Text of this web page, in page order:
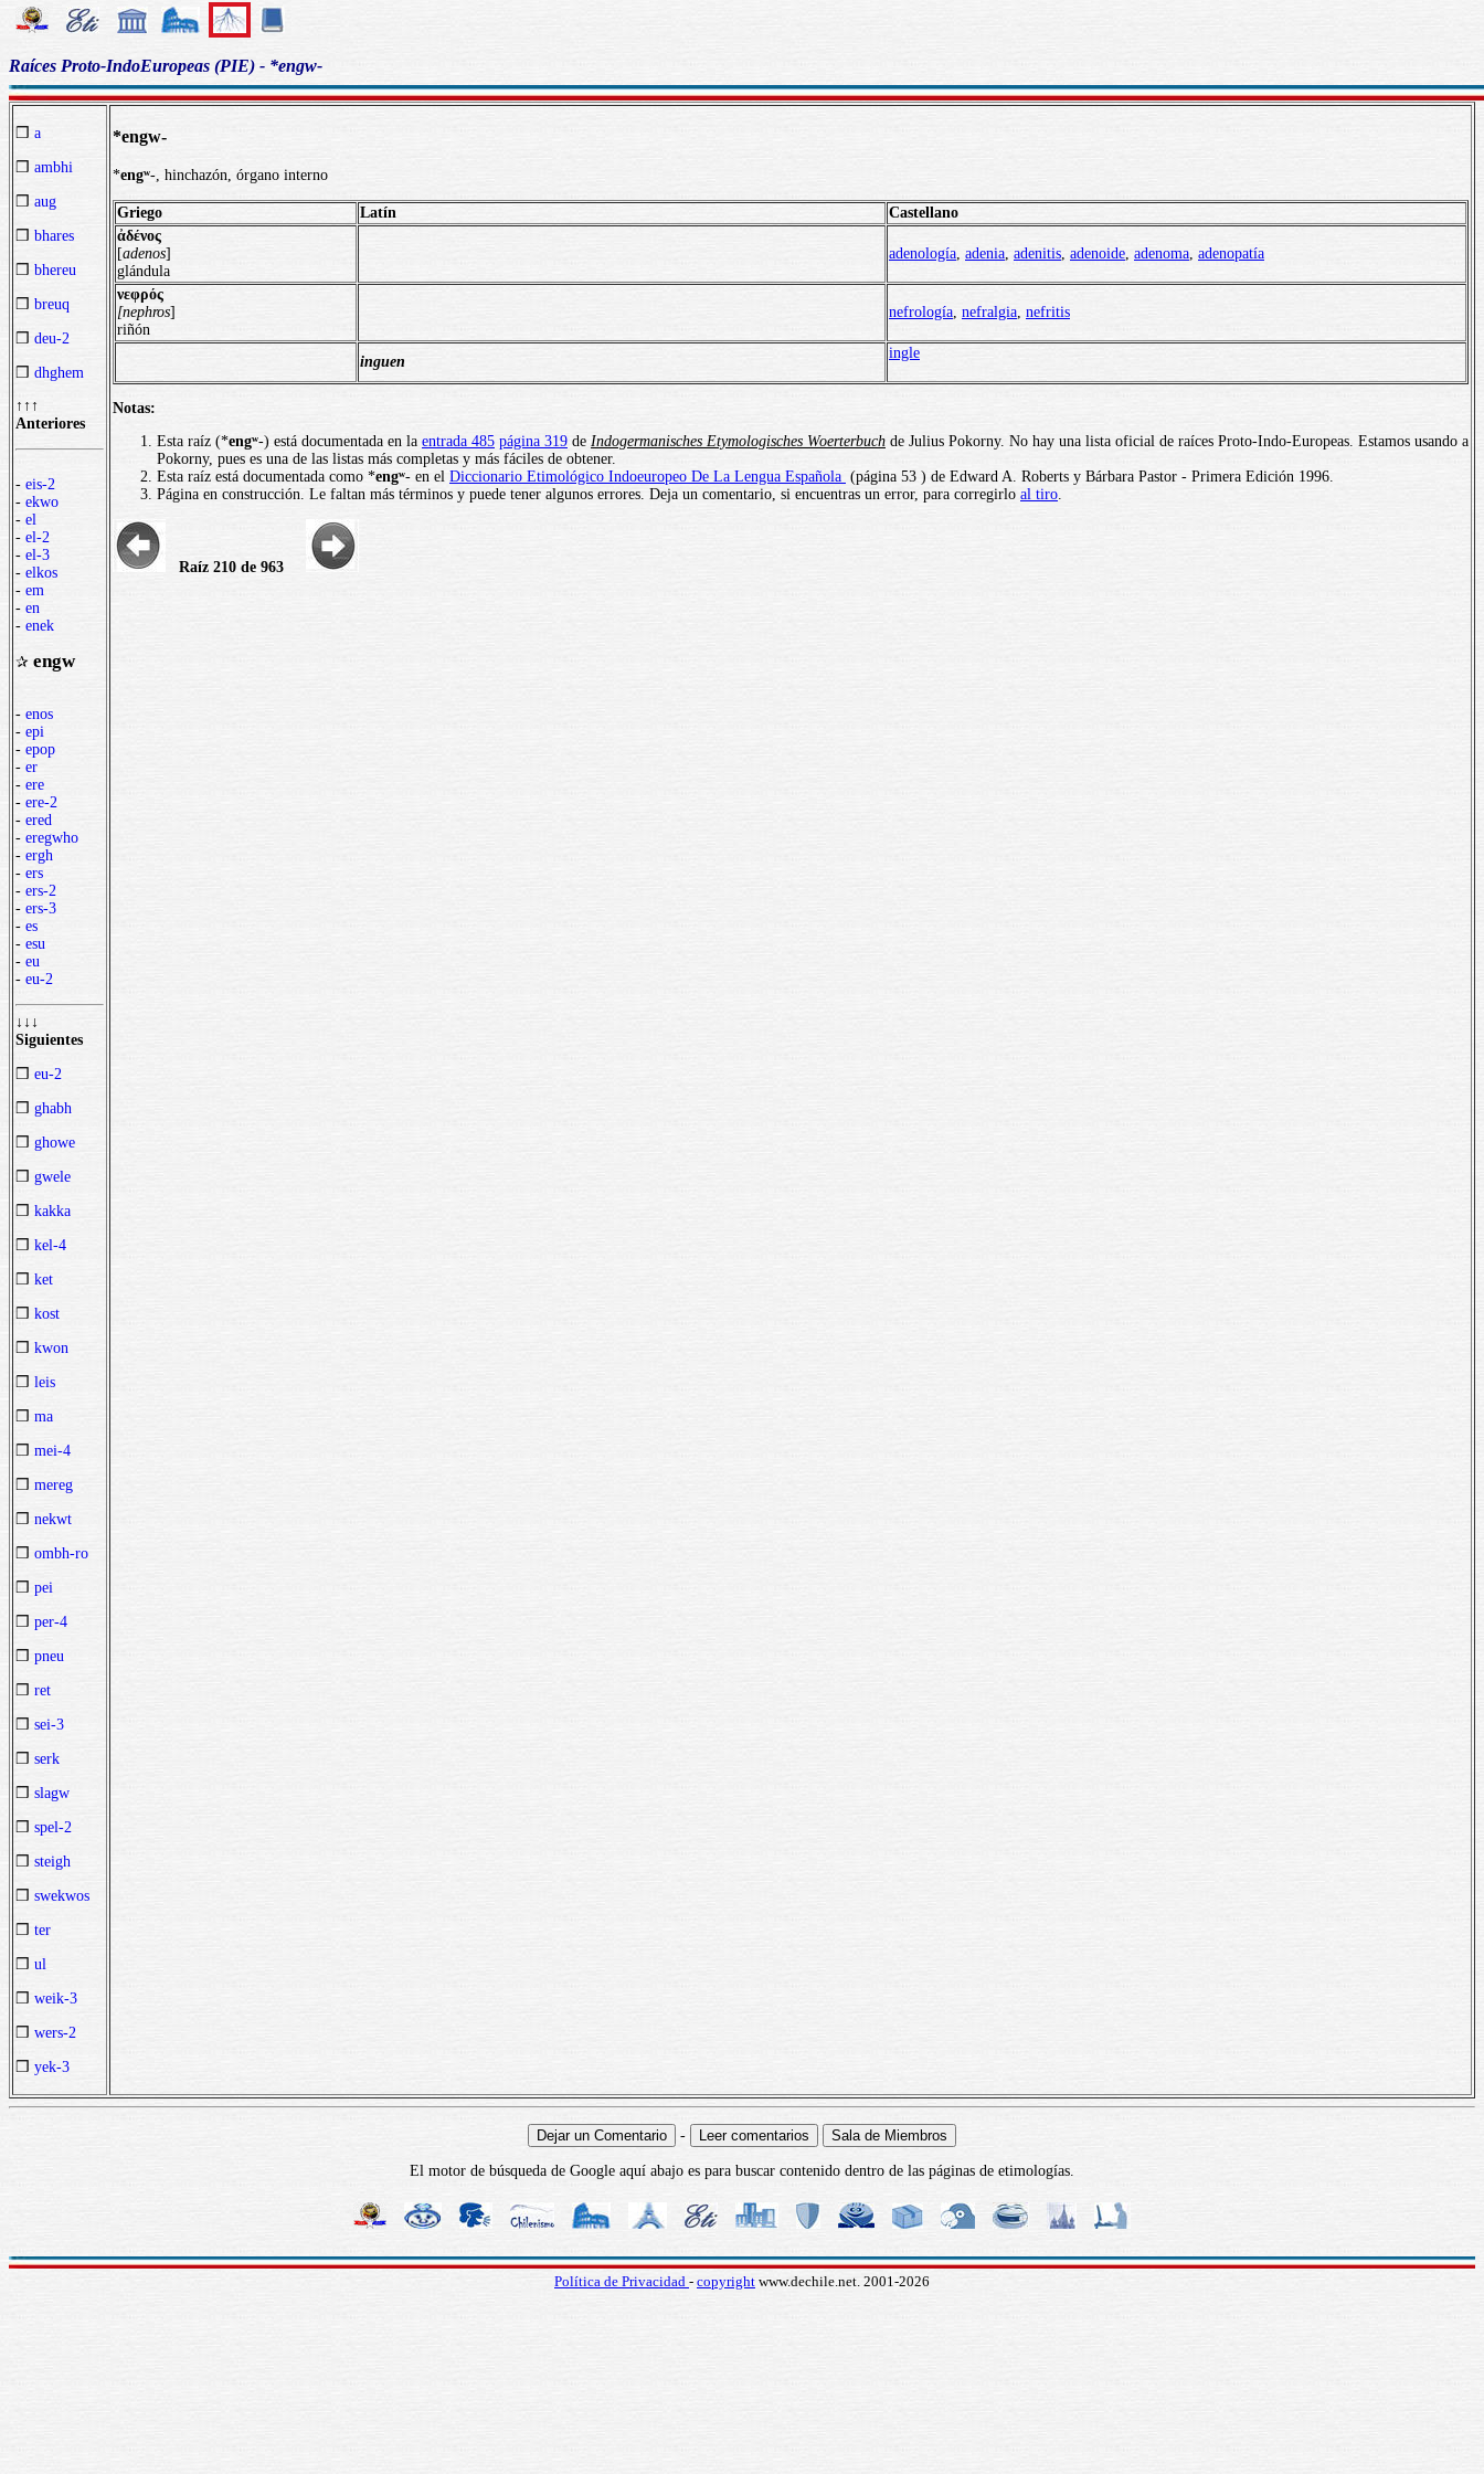
Raíces Proto-IndoEuropeas (PIE) - *engw-
❒ a
❒ ambhi
❒ aug
❒ bhares
❒ bhereu
❒ breuq
❒ deu-2
❒ dhghem
↑↑↑
Anteriores
- eis-2
- ekwo
- el
- el-2
- el-3
- elkos
- em
- en
- enek
✰ engw
- enos
- epi
- epop
- er
- ere
- ere-2
- ered
- eregwho
- ergh
- ers
- ers-2
- ers-3
- es
- esu
- eu
- eu-2
↓↓↓
Siguientes
❒ eu-2
❒ ghabh
❒ ghowe
❒ gwele
❒ kakka
❒ kel-4
❒ ket
❒ kost
❒ kwon
❒ leis
❒ ma
❒ mei-4
❒ mereg
❒ nekwt
❒ ombh-ro
❒ pei
❒ per-4
❒ pneu
❒ ret
❒ sei-3
❒ serk
❒ slagw
❒ spel-2
❒ steigh
❒ swekwos
❒ ter
❒ ul
❒ weik-3
❒ wers-2
❒ yek-3
*engw-
*engʷ-, hinchazón, órgano interno
Griego Latín
Castellano
ἀδένος
[adenos]
glándula
adenología adenia adenitis adenoide adenoma adenopatía
νεφρός
[nephros]
riñón
nefrología nefralgia nefritis
inguen
ingle
Notas:
Esta raíz (*engʷ-) está documentada en la entrada 485 página 319 de Indogermanisches Etymologisches Woerterbuch de Julius Pokorny. No hay una lista oficial de raíces Proto-Indo-Europeas. Estamos usando a
Pokorny, pues es una de las listas más completas y más fáciles de obtener.
Esta raíz está documentada como *engʷ- en el Diccionario Etimológico Indoeuropeo De La Lengua Española (página 53 ) de Edward A. Roberts y Bárbara Pastor - Primera Edición 1996.
Página en construcción. Le faltan más términos y puede tener algunos errores. Deja un comentario, si encuentras un error, para corregirlo al tiro
Raíz 210 de 963
-
El motor de búsqueda de Google aquí abajo es para buscar contenido dentro de las páginas de etimologías.
Política de Privacidad - copyright www.dechile.net. 2001-2026